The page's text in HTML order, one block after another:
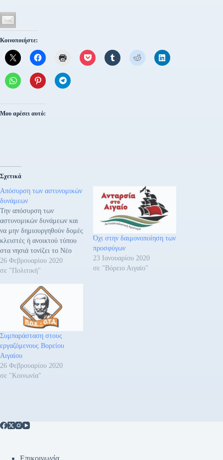
Κοινοποιήστε:
Μου αρέσει αυτό:
Σχετικά
Απόσυρση των αστυνομικών
δυνάμεων
Την απόσυρση των
αστυνομικών δυνάμεων και
να μην δημιουργηθούν δομές
κλειστές ή ανοικτού τύπου
στα νησιά τονίζει το Νέο
Αριστερό Ρεύμα (ΝΑΡ) για
τις επιτάξεις της
υπογραμμίζει: • Άμεση
αποχώρηση των ΜΑΤ και
όλων των μεταφερόμενων
δυνάμεων καταστολής από
Λέσβο και Χίο. Τα νησιά
θέλουν γιατρούς και
νοσηλευτές,…
26 Φεβρουαρίου 2020
σε "Πολιτική"
Όχι στην δαιμονοποίηση των
προσφύγων
23 Ιανουαρίου 2020
σε "Βόρειο Αιγαίο"
Συμπαράσταση στους
εργαζόμενους Βορείου
Αιγαίου
26 Φεβρουαρίου 2020
σε "Κοινωνία"